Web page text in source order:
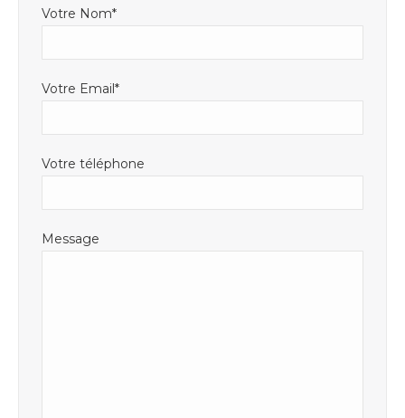
Votre Nom*
Votre Email*
Votre téléphone
Message